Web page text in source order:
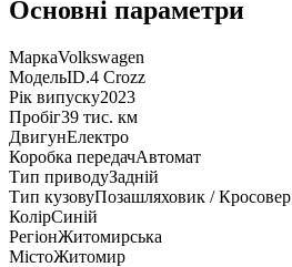
Основні параметри
МаркаVolkswagen
МодельID.4 Crozz
Рік випуску2023
Пробіг39 тис. км
ДвигунЕлектро
Коробка передачАвтомат
Тип приводуЗадній
Тип кузовуПозашляховик / Кросовер
КолірСиній
РегіонЖитомирська
МістоЖитомир